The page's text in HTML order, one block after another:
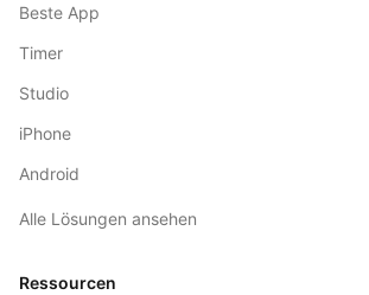
Beste App
Timer
Studio
iPhone
Android
Alle Lösungen ansehen
Ressourcen